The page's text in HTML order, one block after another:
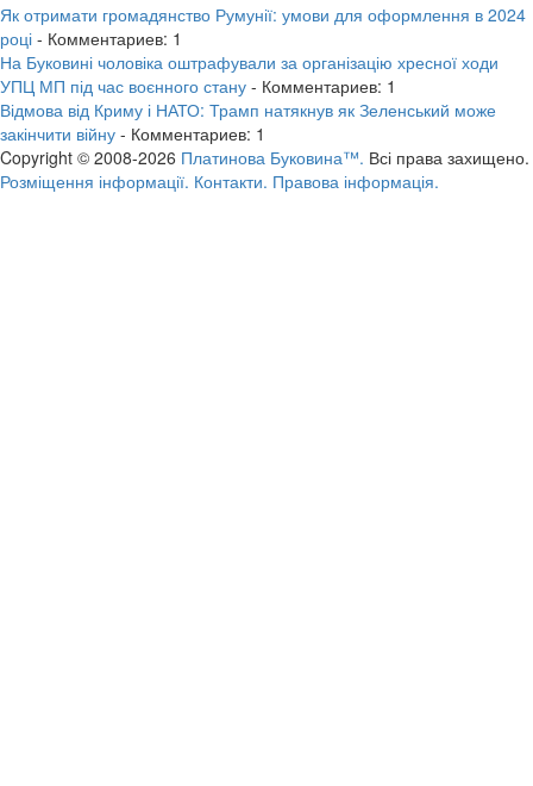
Як отримати громадянство Румунії: умови для оформлення в 2024
році - Комментариев: 1
На Буковині чоловіка оштрафували за організацію хресної ходи
УПЦ МП під час воєнного стану - Комментариев: 1
Відмова від Криму і НАТО: Трамп натякнув як Зеленський може
закінчити війну - Комментариев: 1
Copyright © 2008-2026 Платинова Буковина™. Всі права захищено.
Розміщення інформації. Контакти. Правова інформація.